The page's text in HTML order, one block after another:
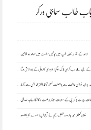
طالب سماجی ورکر
لاہور کے تھانہ ٹاؤن شپ میں پولیس حراست میں موجود دو خواتین…
ملبے تلے دب کربچہ ہلاک ہوگیا،ضروری کاروائی کے بعد لاش ورثا…
(راجہ نورالہی عاطف سے)اسسٹنٹ کمشنر ٹیکسلا ڈاکٹر محمد انس سے ٹیکسلا…
رپورٹ) کراچی کے معروف سینئر جرنلسٹ و کالمکار جاوید صدیقی…
ڈپٹی کمشنر سی چارسدہ فضل رحیم نے آج اپنے عہدے کا باقاعدہ…